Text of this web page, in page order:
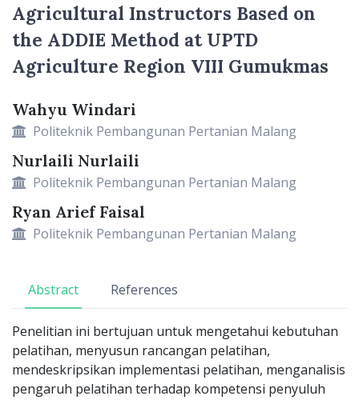
Agricultural Instructors Based on
the ADDIE Method at UPTD
Agriculture Region VIII Gumukmas
Main Article Content
Wahyu Windari
Politeknik Pembangunan Pertanian Malang
Nurlaili Nurlaili
Politeknik Pembangunan Pertanian Malang
Ryan Arief Faisal
Politeknik Pembangunan Pertanian Malang
Abstract References
Penelitian ini bertujuan untuk mengetahui kebutuhan
pelatihan, menyusun rancangan pelatihan,
mendeskripsikan implementasi pelatihan, menganalisis
pengaruh pelatihan terhadap kompetensi penyuluh